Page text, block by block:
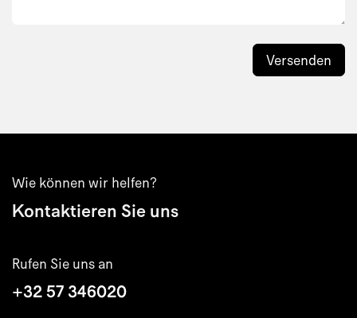
Versenden
Wie können wir helfen?
Kontaktieren Sie uns
Rufen Sie uns an
+32 57 346020